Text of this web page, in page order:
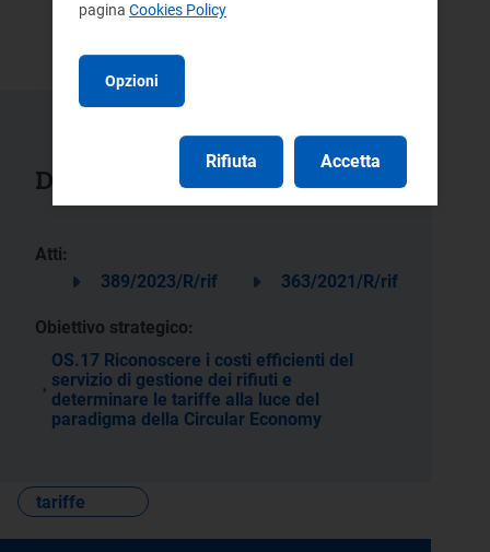
Documenti collegati
Atti:
389/2023/R/rif
363/2021/R/rif
Obiettivo strategico:
OS.17 Riconoscere i costi efficienti del
servizio di gestione dei rifiuti e
determinare le tariffe alla luce del
paradigma della Circular Economy
tariffe
pagina Cookies Policy
Opzioni
Rifiuta Accetta